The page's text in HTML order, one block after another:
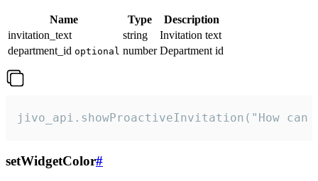
Name Type
Description
invitation_text
string
Invitation text
department_id optional number Department id
jivo_api.showProactiveInvitation("How
setWidgetColor#